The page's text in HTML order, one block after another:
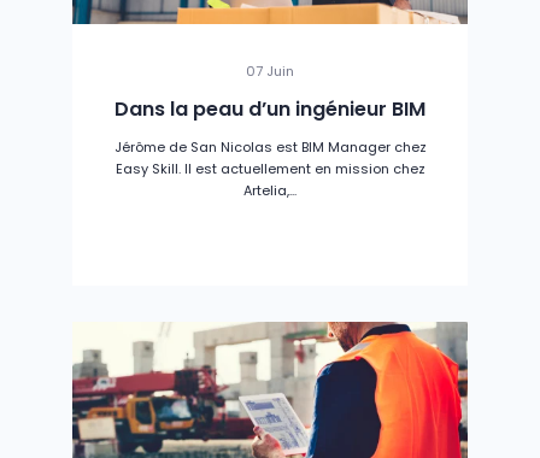
07 Juin
Dans la peau d’un ingénieur BIM
Jérôme de San Nicolas est BIM Manager chez
Easy Skill. Il est actuellement en mission chez
Artelia,...